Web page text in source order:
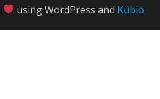
using WordPress and Kubio